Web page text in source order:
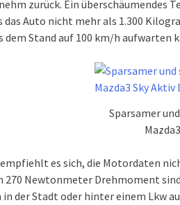
zurück. Ein
das Auto nicht mehr als 1.300
dem Stand auf 100 km/h aufwarten
Sparsamer
es sich, die Motordaten
270 Newtonmeter Drehmoment
in der Stadt oder hinter einem Lkw